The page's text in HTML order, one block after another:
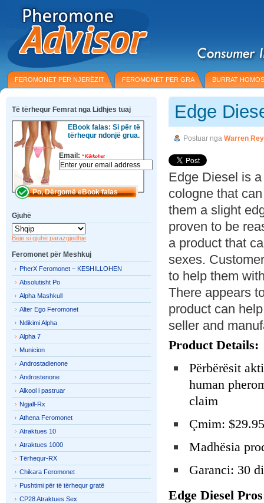
FEROMONET PËR NJERËZIT FEROMONET PER GRA BURRAT
Edge
Postuar nga Warren
Edge Diesel is
cologne that
them a slight
proven to be
a product that
sexes.
to help them
There appears
product can
seller and
Product Details:
Përbërësit
human
claim
Çmim: $29.95
Madhësia
Garanci: 30
Edge Diesel
Të tërhequr Femrat nga Lidhjes tuaj
EBook falas: Si për të
tërhequr ndonjë grua.
Email: *Kërkohet
Gjuhë
Bëje si gjuhë parazgjedhje
Feromonet për Meshkuj
PherX Feromonet – KESHILLOHEN
Absolutisht Po
Alpha Mashkull
Alter Ego Feromonet
Ndikimi Alpha
Alpha 7
Municion
Androstadienone
Androstenone
Alkool i pastruar
Ngjall-Rx
Athena Feromonet
Atraktues 10
Atraktues 1000
Tërhequr-RX
Chikara Feromonet
Pushtimi për të tërhequr gratë
CP28 Atraktues Sex